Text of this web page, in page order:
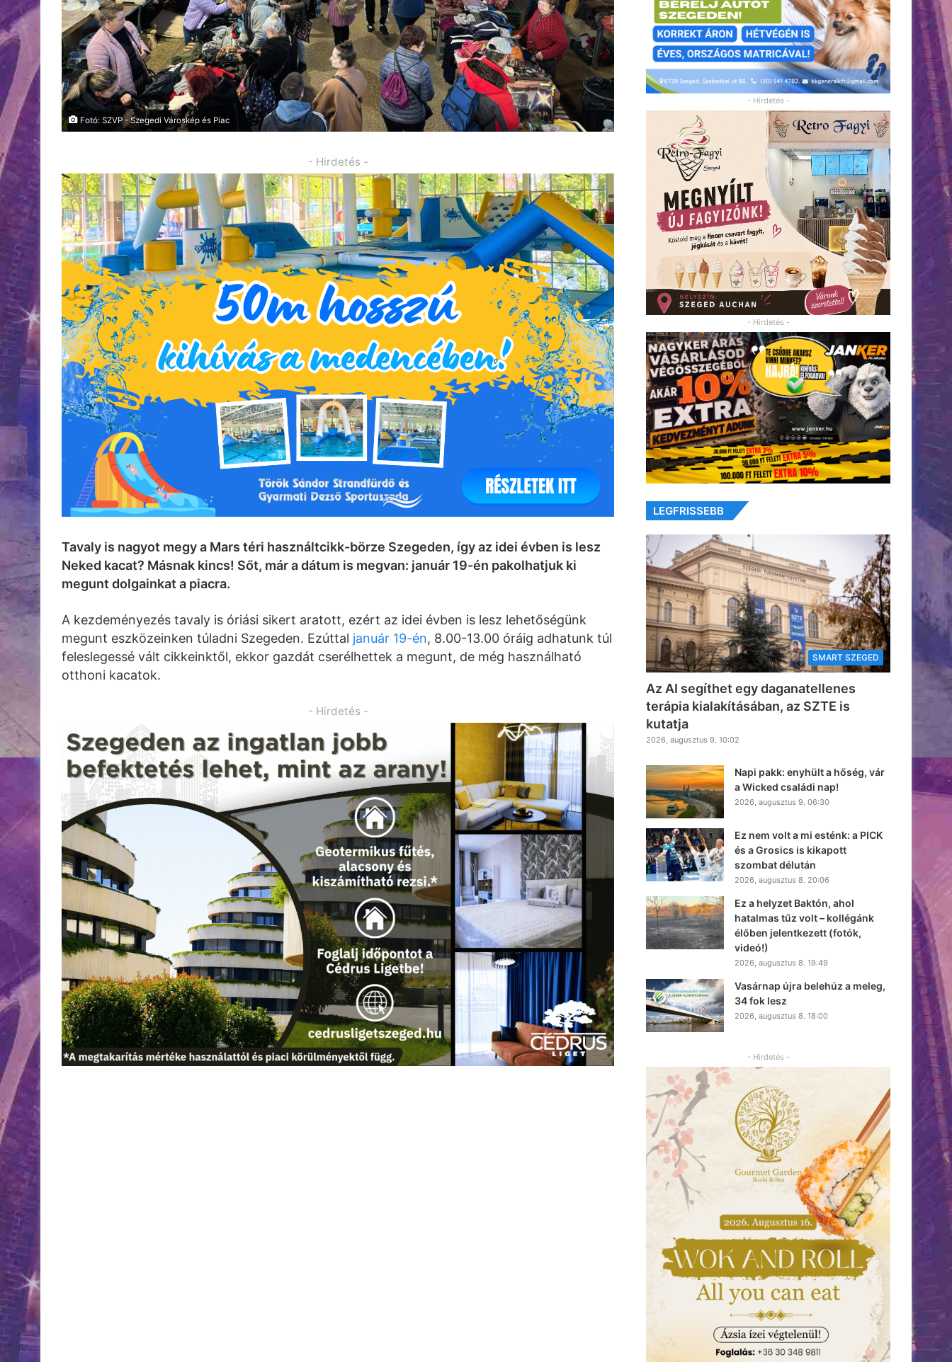
Fotó: SZVP - Szegedi Városkép és Piac
- Hirdetés -
Tavaly is nagyot megy a Mars téri használtcikk-börze Szegeden, így az idei évben is lesz
Neked kacat? Másnak kincs! Sőt, már a dátum is megvan: január 19-én pakolhatjuk ki
megunt dolgainkat a piacra.
A kezdeményezés tavaly is óriási sikert aratott, ezért az idei évben is lesz lehetőségünk
megunt eszközeinken túladni Szegeden. Ezúttal január 19-én, 8.00-13.00 óráig adhatunk túl
feleslegessé vált cikkeinktől, ekkor gazdát cserélhettek a megunt, de még használható
otthoni kacatok.
- Hirdetés -
- Hirdetés -
- Hirdetés -
LEGFRISSEBB
SMART SZEGED
Az AI segíthet egy daganatellenes
terápia kialakításában, az SZTE is
kutatja
2026, augusztus 9. 10:02
Napi pakk: enyhült a hőség, vár
a Wicked családi nap!
2026, augusztus 9. 06:30
Ez nem volt a mi esténk: a PICK
és a Grosics is kikapott
szombat délután
2026, augusztus 8. 20:06
Ez a helyzet Baktón, ahol
hatalmas tűz volt – kollégánk
élőben jelentkezett (fotók,
videó!)
2026, augusztus 8. 19:49
Vasárnap újra belehúz a meleg,
34 fok lesz
2026, augusztus 8. 18:00
- Hirdetés -